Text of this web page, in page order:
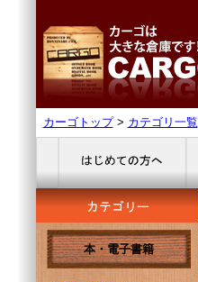
カーゴトップ> カテゴリ一覧
本・電子書籍